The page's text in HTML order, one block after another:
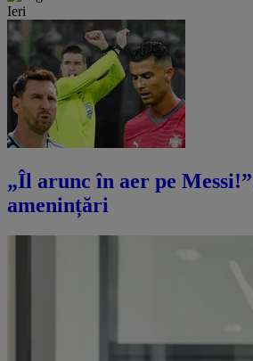
Ieri
„Îl arunc în aer pe
amenințări